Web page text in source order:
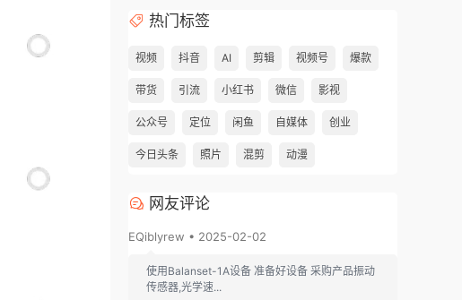
热门标签
视频 抖音 AI 剪辑 视频号 爆款
带货 引流 小红书 微信 影视
公众号 定位 闲鱼 自媒体 创业
今日头条 照片 混剪 动漫
网友评论
EQiblyrew • 2025-02-02
使用Balanset-1A设备 准备好设备 采购产品振动
传感器,光学速...